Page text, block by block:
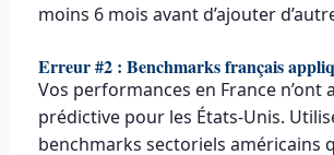
moins 6 mois avant d’ajouter
Erreur #2 : Benchmarks français
Vos performances en France n’ont
prédictive pour les États-Unis.
benchmarks sectoriels américains